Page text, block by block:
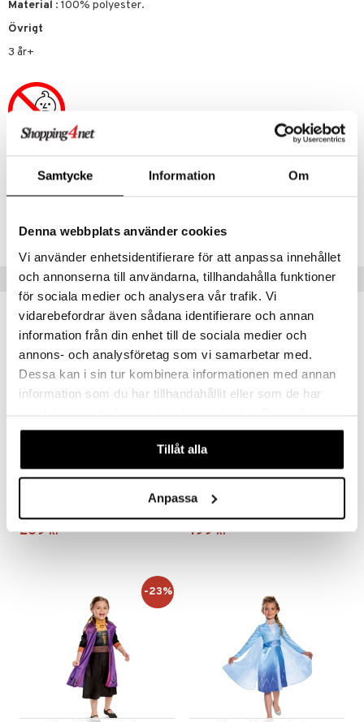
Samtycke Information Om
Denna webbplats använder cookies
Vi använder enhetsidentifierare för att anpassa innehållet
och annonserna till användarna, tillhandahålla funktioner
för sociala medier och analysera vår trafik. Vi
vidarebefordrar även sådana identifierare och annan
information från din enhet till de sociala medier och
annons- och analysföretag som vi samarbetar med.
Dessa kan i sin tur kombinera informationen med annan
information som du har tillhandahållit eller som de har
våra cookies vid fortsatt användande av vår webbplats.
Tillåt alla
Anpassa
Material : 100% polyester.
Övrigt
3 år+
Artikelnr
Lägsta pris senaste 30 dagarna: 249 kr
Tips till dig
269 kr
DISGUISE
199 kr
-23%
Potter
Kitty
Mu
Pony
& Findus
Långstrump
Mario
Minecraft
Ninjago
Spidey
Super Heroes